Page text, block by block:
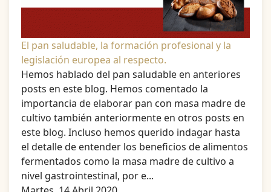
El pan saludable, la formación profesional y la
legislación europea al respecto.
Hemos hablado del pan saludable en anteriores
posts en este blog. Hemos comentado la
importancia de elaborar pan con masa madre de
cultivo también anteriormente en otros posts en
este blog. Incluso hemos querido indagar hasta
el detalle de entender los beneficios de alimentos
fermentados como la masa madre de cultivo a
nivel gastrointestinal, por e...